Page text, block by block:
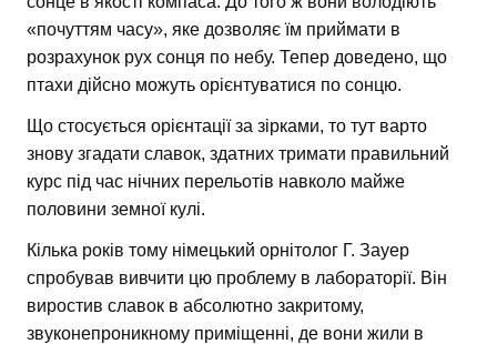
«почуттям часу», яке дозволяє їм приймати в
розрахунок рух сонця по небу. Тепер доведено, що
птахи дійсно можуть орієнтуватися по сонцю.
Що стосується орієнтації за зірками, то тут варто
знову згадати славок, здатних тримати правильний
курс під час нічних перельотів навколо майже
половини земної кулі.
Кілька років тому німецький орнітолог Г. Зауер
спробував вивчити цю проблему в лабораторії. Він
виростив славок в абсолютно закритому,
звуконепроникному приміщенні, де вони жили в